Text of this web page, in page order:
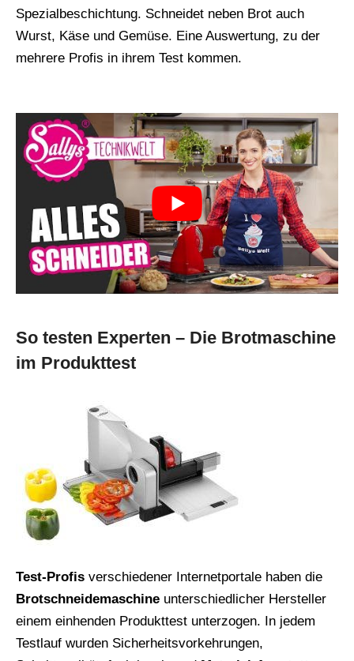
Spezialbeschichtung. Schneidet neben Brot auch
Wurst, Käse und Gemüse. Eine Auswertung, zu der
mehrere Profis in ihrem Test kommen.
So testen Experten – Die Brotmaschine
im Produkttest
Test-Profis verschiedener Internetportale haben die
Brotschneidemaschine unterschiedlicher Hersteller
einem einhenden Produkttest unterzogen. In jedem
Testlauf wurden Sicherheitsvorkehrungen,